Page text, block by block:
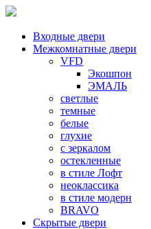
Входные двери
Межкомнатные двери
VFD
Экошпон
ЭМАЛЬ
светлые
темные
белые
глухие
с зеркалом
остекленные
в стиле Лофт
неоклассика
в стиле модерн
BRAVO
Скрытые двери